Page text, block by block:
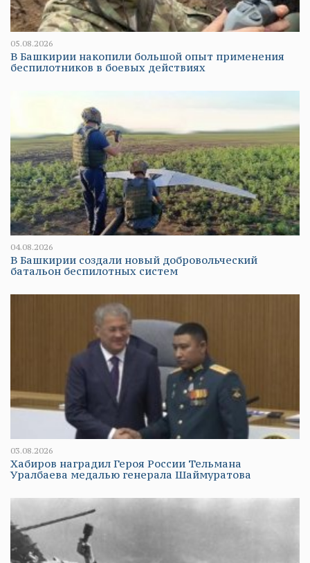
05.08.2026
В Башкирии накопили большой опыт применения
беспилотников в боевых действиях
04.08.2026
В Башкирии создали новый добровольческий
батальон беспилотных систем
03.08.2026
Хабиров наградил Героя России Тельмана
Уралбаева медалью генерала Шаймуратова